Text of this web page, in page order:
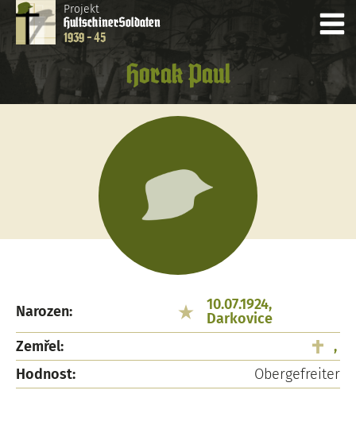
Projekt
HultschinerSoldaten
1939 - 45
Horak Paul
Narozen:
10.07.1924,
Darkovice
Zemřel:
,
Hodnost:
Obergefreiter